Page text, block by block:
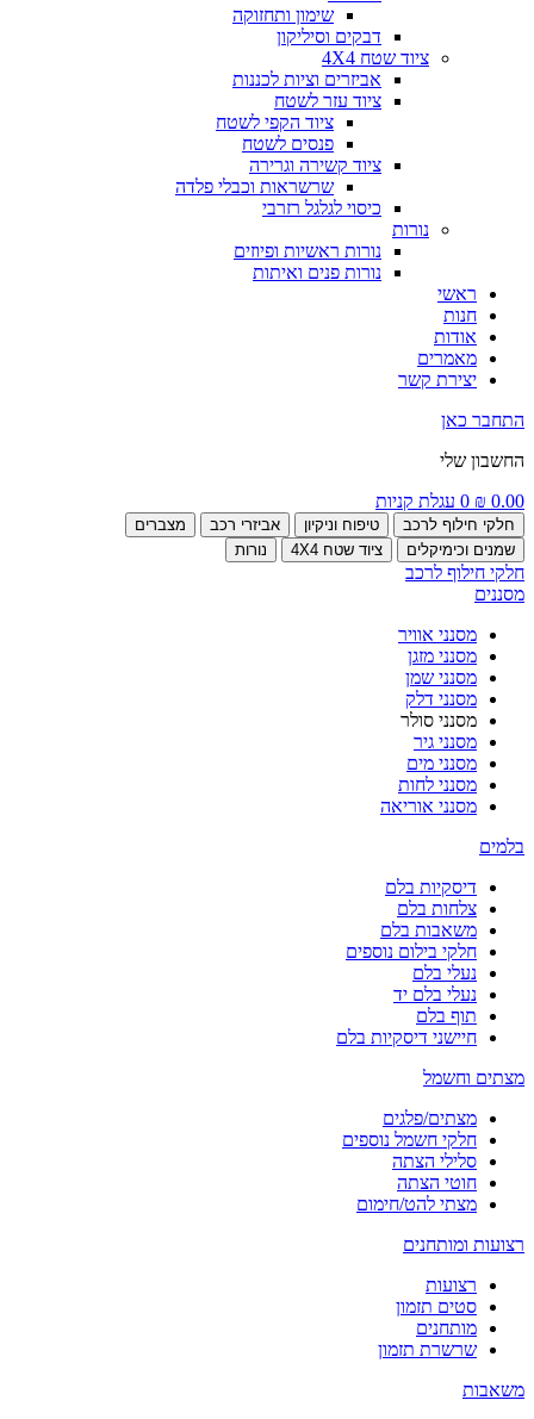
שימון ותחזוקה
דבקים וסיליקון
ציוד שטח 4X4
אביזרים וציות לכננות
ציוד עזר לשטח
ציוד הקפי לשטח
פנסים לשטח
ציוד קשירה וגרירה
שרשראות וכבלי פלדה
כיסוי לגלגל רזרבי
נורות
נורות ראשיות ופיוזים
נורות פנים ואיתות
ראשי
חנות
אודות
מאמרים
יצירת קשר
התחבר כאן
החשבון שלי
₪ 0.00
0 עגלת קניות
חלקי חילוף לרכב טיפוח וניקיון אביזרי רכב
מצברים
שמנים וכימיקלים
ציוד שטח 4X4 נורות
חלקי חילוף לרכב
מסננים
מסנני אוויר
מסנני מזגן
מסנני שמן
מסנני דלק
מסנני סולר
מסנני גיר
מסנני מים
מסנני לחות
מסנני אוריאה
בלמים
דיסקיות בלם
צלחות בלם
משאבות בלם
חלקי בילום נוספים
נעלי בלם
נעלי בלם יד
תוף בלם
חיישני דיסקיות בלם
מצתים וחשמל
מצתים/פלגים
חלקי חשמל נוספים
סלילי הצתה
חוטי הצתה
מצתי להט/חימום
רצועות ומותחנים
רצועות
סטים תזמון
מותחנים
שרשרת תזמון
משאבות